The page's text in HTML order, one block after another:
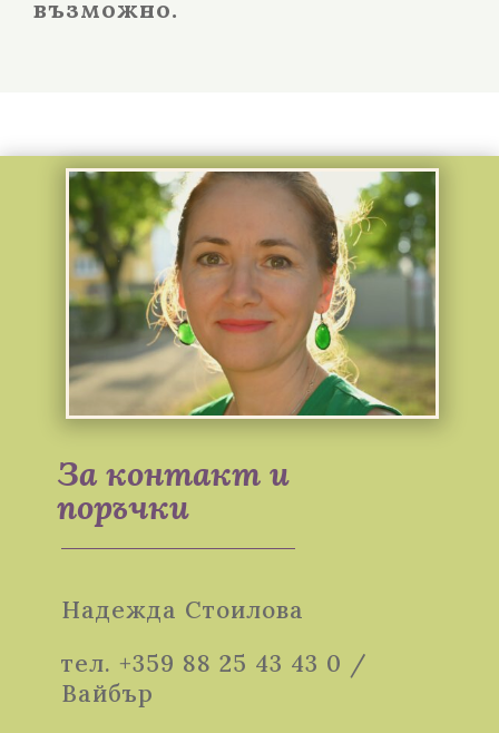
възможно.
За контакт и
поръчки
Надежда Стоилова
тел. +359 88 25 43 43 0 /
Вайбър